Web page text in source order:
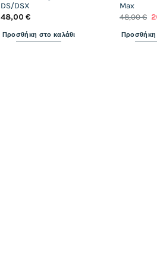
DS/DSX
48,00€
Προσθήκη στο καλάθι
Max
48,00€
Προσθήκη